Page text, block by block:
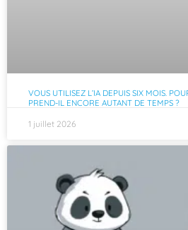
VOUS UTILISEZ L’IA DEPUIS SIX MOIS.
PREND-IL ENCORE AUTANT DE TEMPS ?
1 juillet 2026